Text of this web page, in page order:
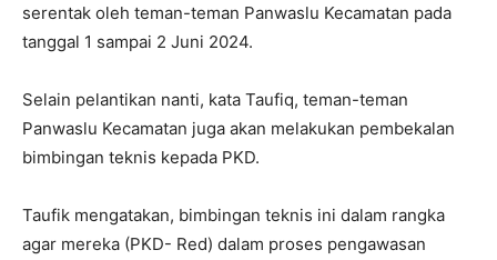
serentak oleh teman-teman Panwaslu Kecamatan pada
tanggal 1 sampai 2 Juni 2024.
Selain pelantikan nanti, kata Taufiq, teman-teman
Panwaslu Kecamatan juga akan melakukan pembekalan
bimbingan teknis kepada PKD.
Taufik mengatakan, bimbingan teknis ini dalam rangka
agar mereka (PKD- Red) dalam proses pengawasan